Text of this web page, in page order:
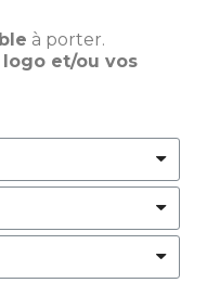
à porter.
logo et/ou vos